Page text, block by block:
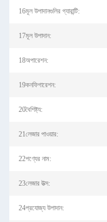
16মূল উপাদানগুলির গ্যারান্টি:
17মূল উপাদান:
18অপারেশন:
19কনফিগারেশন:
20বৈশিষ্ট্য:
21লেজার পাওয়ার:
22পণ্যের নাম:
23লেজার উত্স:
24প্রযোজ্য উপাদান: